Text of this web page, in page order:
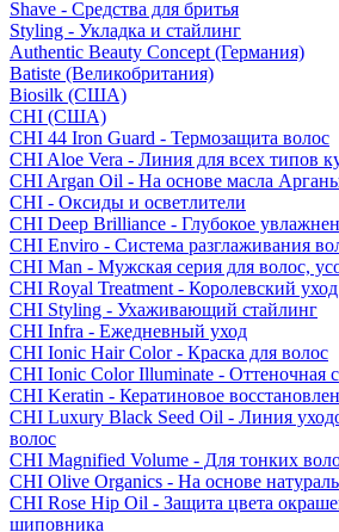
Shave - Средства для бритья
Styling - Укладка и стайлинг
Authentic Beauty Concept (Германия)
Batiste (Великобритания)
Biosilk (США)
CHI (США)
CHI 44 Iron Guard - Термозащита волос
CHI Aloe Vera - Линия для всех типов
CHI Argan Oil - На основе масла
CHI - Оксиды и осветлители
CHI Deep Brilliance - Глубокое
CHI Enviro - Система разглаживания
CHI Man - Мужская серия для волос,
CHI Royal Treatment - Королевский уход
CHI Styling - Ухаживающий стайлинг
CHI Infra - Ежедневный уход
CHI Ionic Hair Color - Краска для волос
CHI Ionic Color Illuminate - Оттеночная
CHI Keratin - Кератиновое
CHI Luxury Black Seed Oil - Линия
волос
CHI Magnified Volume - Для тонких
CHI Olive Organics - На основе
CHI Rose Hip Oil - Защита цвета
шиповника